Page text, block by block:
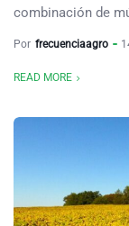
combinación de
Por frecuenciaagro
READ MORE